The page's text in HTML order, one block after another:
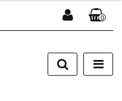
Zarejestruj się
0